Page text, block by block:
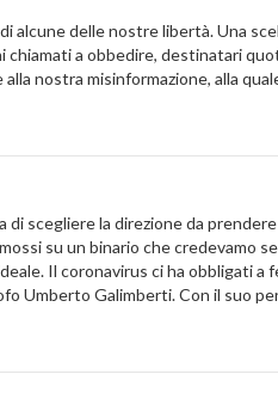
alcune delle nostre libertà. Una
a obbedire, destinatari
nostra misinformazione, alla
scegliere la direzione da
su un binario che credevamo
Il coronavirus ci ha obbligati
Umberto Galimberti. Con il suo